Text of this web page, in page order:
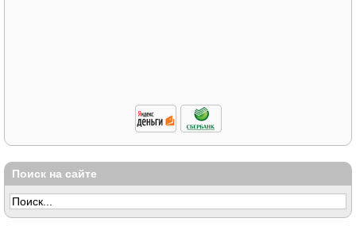
Поиск на сайте